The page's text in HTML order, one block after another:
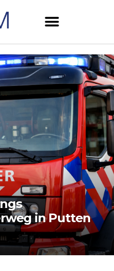
in Putten